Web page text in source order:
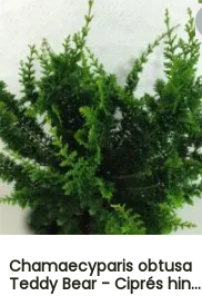
Chamaecyparis obtusa
Teddy Bear - Ciprés hin…